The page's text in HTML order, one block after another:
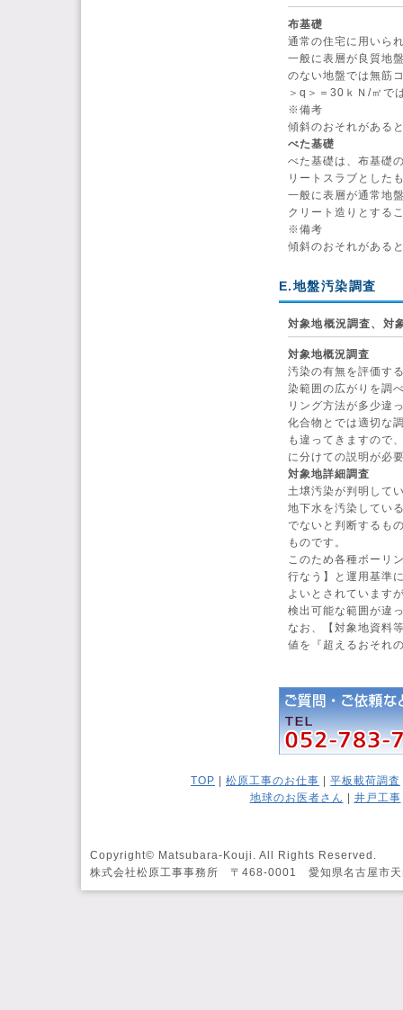
布基礎
通常の住宅に用いら
一般に表層が良質地
のない地盤では無筋
＞q＞＝30ｋＮ/㎡で
※備考
傾斜のおそれがある
べた基礎
べた基礎は、布基礎
リートスラブとした
一般に表層が通常地
クリート造りとする
※備考
傾斜のおそれがある
E.地盤汚染調査
対象地概況調査、対
対象地概況調査
汚染の有無を評価す
染範囲の広がりを調
リング方法が多少違
化合物とでは適切な
も違ってきますので
に分けての説明が必
対象地詳細調査
土壌汚染が判明して
地下水を汚染してい
でないと判断するも
ものです。
このため各種ボーリ
行なう】と運用基準
よいとされています
検出可能な範囲が違
なお、【対象地資料
値を『超えるおそれ
TOP | 松原工事のお仕事 | 平板載荷調査
地球のお医者さん | 井戸工事
Copyright© Matsubara-Kouji. All Rights Reserved.
株式会社松原工事事務所 〒468-0001 愛知県名古屋市